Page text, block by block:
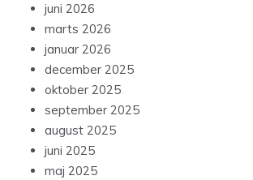
juni 2026
marts 2026
januar 2026
december 2025
oktober 2025
september 2025
august 2025
juni 2025
maj 2025